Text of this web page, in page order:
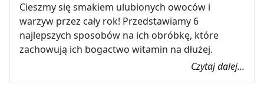
Cieszmy się smakiem ulubionych owoców i
warzyw przez cały rok! Przedstawiamy 6
najlepszych sposobów na ich obróbkę, które
zachowują ich bogactwo witamin na dłużej.
Czytaj dalej...